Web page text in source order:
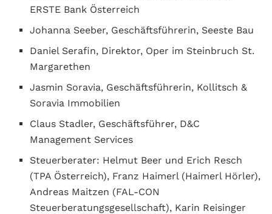
ERSTE Bank Österreich
Johanna Seeber, Geschäftsführerin, Seeste Bau
Daniel Serafin, Direktor, Oper im Steinbruch St.
Margarethen
Jasmin Soravia, Geschäftsführerin, Kollitsch &
Soravia Immobilien
Claus Stadler, Geschäftsführer, D&C
Management Services
Steuerberater: Helmut Beer und Erich Resch
(TPA Österreich), Franz Haimerl (Haimerl Hörler),
Andreas Maitzen (FAL-CON
Steuerberatungsgesellschaft), Karin Reisinger